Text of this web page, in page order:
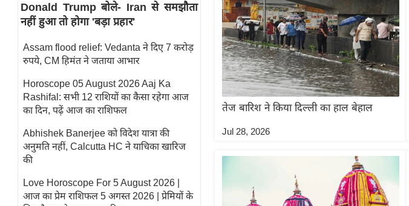
स्तंभ
एम.
आर.
आई.
समीक्षा
धर्म
ज्योतिष
प्रभु
धर्मस्थल
व्रत
Donald Trump बोले- Iran से समझौता
नहीं हुआ तो होगा 'बड़ा प्रहार'
Assam flood relief: Vedanta ने दिए 7 करोड़
रुपये, CM हिमंत ने जताया आभार
Horoscope 05 August 2026 Aaj Ka
Rashifal: सभी 12 राशियों का कैसा रहेगा आज
का दिन, पढ़ें आज का राशिफल
Abhishek Banerjee को विदेश यात्रा की
अनुमति नहीं, Calcutta HC ने याचिका खारिज
की
Love Horoscope For 5 August 2026 |
आज का प्रेम राशिफल 5 अगस्त 2026 | प्रेमियों के
तेज बारिश ने किया दिल्ली का हाल बेहाल
Jul 28, 2026